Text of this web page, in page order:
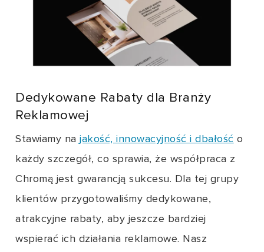
Dedykowane Rabaty dla Branży
Reklamowej
Stawiamy najakość, innowacyjność i dbałość o
każdy szczegół, co sprawia, że współpraca z
Chromą jest gwarancją sukcesu. Dla tej grupy
klientów przygotowaliśmy dedykowane,
atrakcyjne rabaty, aby jeszcze bardziej
wspierać ich działania reklamowe. Nasz